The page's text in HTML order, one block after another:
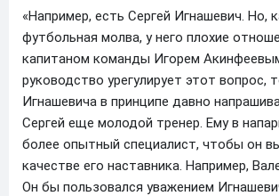
«Например, есть Сергей Игнашевич. Но,
футбольная молва, у него плохие
капитаном команды Игорем
руководство урегулирует этот вопрос,
Игнашевича в принципе давно
Сергей еще молодой тренер. Ему в
более опытный специалист, чтобы он
качестве его наставника. Например,
Он бы пользовался уважением